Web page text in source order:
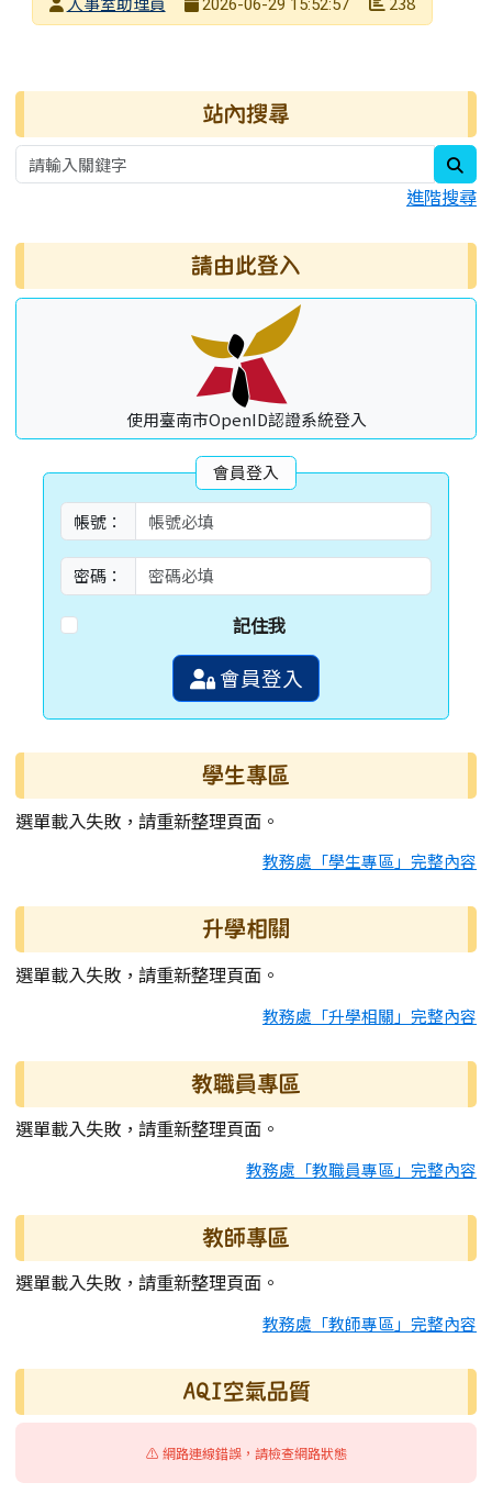
2026-06-29 15:52:57
右邊區域內容 站內搜尋
進階搜尋
請由此登入
使用臺南市OpenID認證系統登入
會員登入
帳號：
密碼：
記住我
會員登入
學生專區
選單載入失敗，請重新整理頁面。
教務處「學生專區」完整內容
升學相關
選單載入失敗，請重新整理頁面。
教務處「升學相關」完整內容
教職員專區
選單載入失敗，請重新整理頁面。
教務處「教職員專區」完整內容
教師專區
選單載入失敗，請重新整理頁面。
教務處「教師專區」完整內容
AQI空氣品質
⚠️ 網路連線錯誤，請檢查網路狀態